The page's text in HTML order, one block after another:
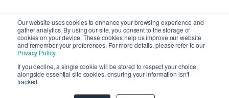
Our website uses cookies to enhance your browsing experience and
gather analytics. By using our site, you consent to the storage of
cookies on your device. These cookies help us improve our website
and remember your preferences. For more details, please refer to our
Privacy Policy.
If you decline, a single cookie will be stored to respect your choice,
alongside essential site cookies, ensuring your information isn't
tracked.
Copyright 2026 © SyncMatters, Inc.| All Rights